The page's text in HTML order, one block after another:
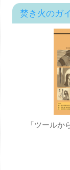
焚き火のガ
「ツール